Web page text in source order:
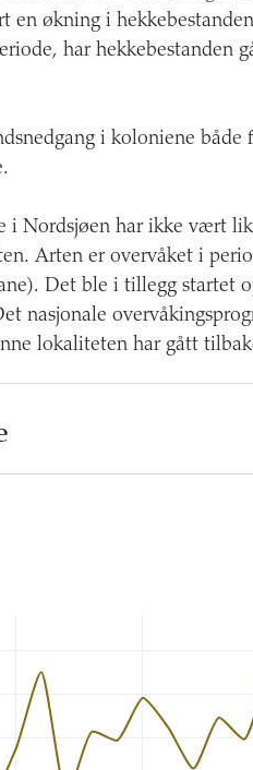
en økning i
har hekkebestanden
i koloniene både
i Nordsjøen har ikke vært
Arten er overvåket i
Det ble i tillegg startet
nasjonale
lokaliteten har gått